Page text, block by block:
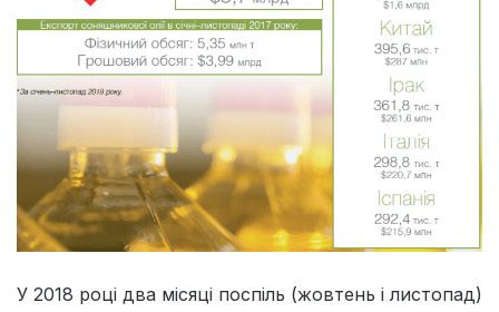
У 2018 році два місяці поспіль (жовтень і листопад)